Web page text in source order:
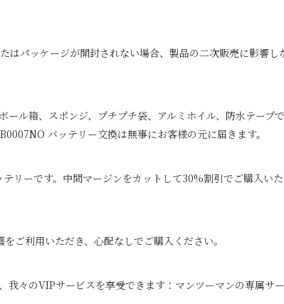
パッケージが開封されない場合、製品の二次販売に影響し
ル箱、スポンジ、プチプチ袋、アルミホイル、防水テープ
バッテリー交換は無事にお客様の元に届きます。
リーです。中間マージンをカットして30%割引でご購入い
ご利用いただき、心配なしでご購入ください。
我々のVIPサービスを享受できます：マンツーマンの専属サ